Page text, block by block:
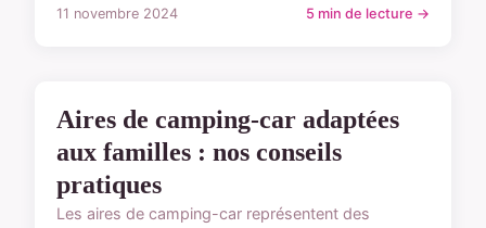
11 novembre 2024 5 min de lecture →
TYPES D'EMPLACEMENTS
Aires de camping-car adaptées
aux familles : nos conseils
pratiques
Les aires de camping-car représentent des